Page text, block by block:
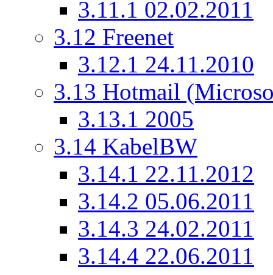
3.11.1 02.02.2011
3.12 Freenet
3.12.1 24.11.2010
3.13 Hotmail
3.13.1 2005
3.14 KabelBW
3.14.1 22.11.2012
3.14.2 05.06.2011
3.14.3 24.02.2011
3.14.4 22.06.2011